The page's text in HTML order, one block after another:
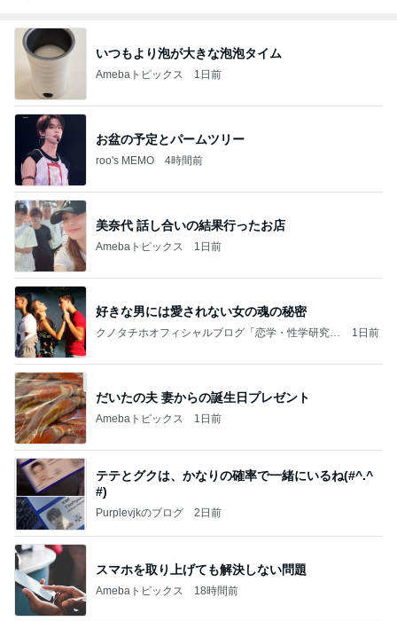
いつもより泡が大きな泡泡タイム
Amebaトピックス 1日前
お盆の予定とパームツリー
roo's MEMO 4時間前
美奈代 話し合いの結果行ったお店
Amebaトピックス 1日前
好きな男には愛されない女の魂の秘密
クノタチホオフィシャルブログ「恋学・性学研究
1日前
だいたの夫 妻からの誕生日プレゼント
Amebaトピックス 1日前
テテとグクは、かなりの確率で一緒にいるね(#^.^
#)
Purplevjkのブログ 2日前
スマホを取り上げても解決しない問題
Amebaトピックス 18時間前